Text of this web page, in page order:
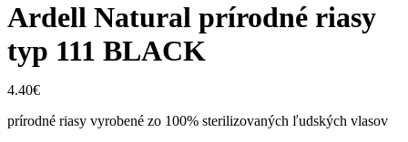
Ardell Natural prírodné riasy
typ 111 BLACK
4.40€
prírodné riasy vyrobené zo 100% sterilizovaných ľudských vlasov